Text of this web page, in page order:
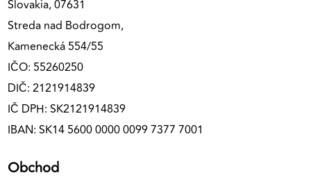
Slovakia, 07631
Streda nad Bodrogom,
Kamenecká 554/55
IČO: 55260250
DIČ: 2121914839
IČ DPH: SK2121914839
IBAN: SK14 5600 0000 0099 7377 7001
Obchod